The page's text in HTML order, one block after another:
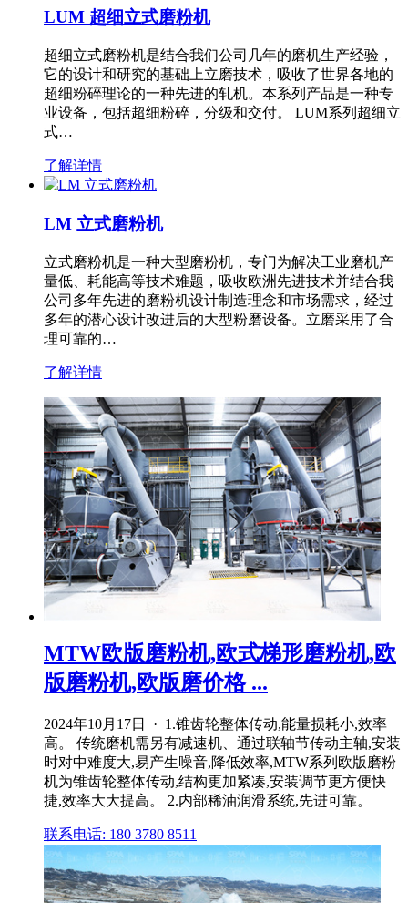
LUM 超细立式磨粉机
超细立式磨粉机是结合我们公司几年的磨机生产经验，
它的设计和研究的基础上立磨技术，吸收了世界各地的
超细粉碎理论的一种先进的轧机。本系列产品是一种专
业设备，包括超细粉碎，分级和交付。 LUM系列超细立
式…
了解详情
LM 立式磨粉机
立式磨粉机是一种大型磨粉机，专门为解决工业磨机产
量低、耗能高等技术难题，吸收欧洲先进技术并结合我
公司多年先进的磨粉机设计制造理念和市场需求，经过
多年的潜心设计改进后的大型粉磨设备。立磨采用了合
理可靠的…
了解详情
MTW欧版磨粉机,欧式梯形磨粉机,欧
版磨粉机,欧版磨价格 ...
2024年10月17日 · 1.锥齿轮整体传动,能量损耗小,效率
高。 传统磨机需另有减速机、通过联轴节传动主轴,安装
时对中难度大,易产生噪音,降低效率,MTW系列欧版磨粉
机为锥齿轮整体传动,结构更加紧凑,安装调节更方便快
捷,效率大大提高。 2.内部稀油润滑系统,先进可靠。
联系电话: 180 3780 8511